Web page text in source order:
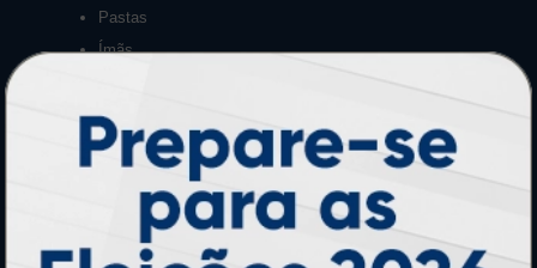
Pastas
Ímãs
Folder, Flyer e Panfleto
Banners e Lonas
Calendários 2027